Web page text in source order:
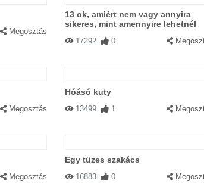
Megosztás
13 ok, amiért nem vagy annyira
sikeres, mint amennyire lehetnél
17292 0
Megosztás
Hóásó kuty
13499 1
Megosztás
Egy tüzes szakács
16883 0